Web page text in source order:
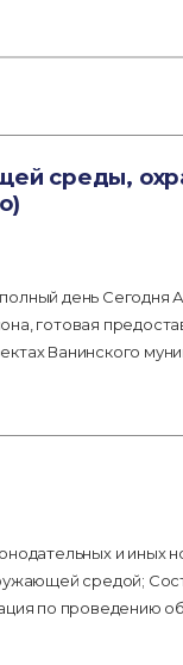
среды,
день Сегодня
готовая
Ванинского
и иных
средой;
по проведению